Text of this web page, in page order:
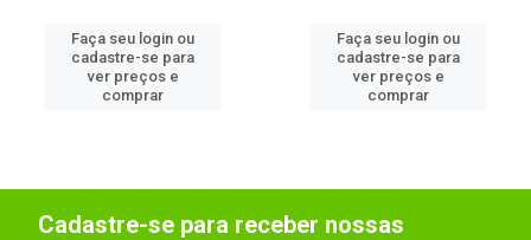
Faça seu login ou
cadastre-se para
ver preços e
comprar
Faça seu login ou
cadastre-se para
ver preços e
comprar
Cadastre-se para receber nossas